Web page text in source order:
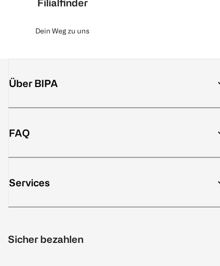
Filialfinder
Dein Weg zu uns
Über BIPA
FAQ
Services
Sicher bezahlen